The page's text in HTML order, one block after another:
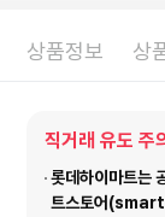
상품정보 상
직거래 유도 주
롯데하이마트
트스토어